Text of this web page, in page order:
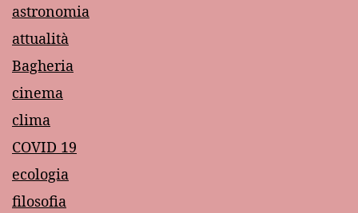
astronomia
attualità
Bagheria
cinema
clima
COVID 19
ecologia
filosofia